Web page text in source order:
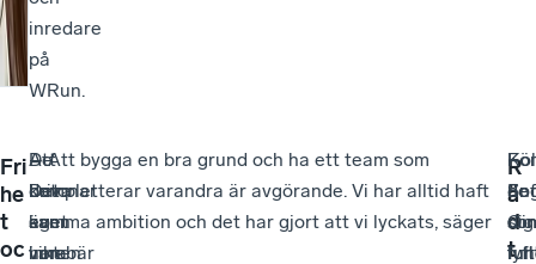
inredare
på
WRun.
Fri
he
t
oc
Att
driva
eget
innebär
–
Det
kan
vara
De
betonar
även
vikten
– Att bygga en bra grund och ha ett team som
kompletterar varandra är avgörande. Vi har alltid haft
samma ambition och det har gjort att vi lyckats, säger
hon.
R
å
d
t
För
de
–
dig